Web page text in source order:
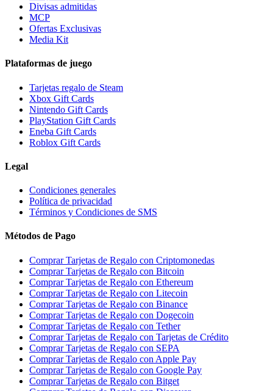
Divisas admitidas
MCP
Ofertas Exclusivas
Media Kit
Plataformas de juego
Tarjetas regalo de Steam
Xbox Gift Cards
Nintendo Gift Cards
PlayStation Gift Cards
Eneba Gift Cards
Roblox Gift Cards
Legal
Condiciones generales
Política de privacidad
Términos y Condiciones de SMS
Métodos de Pago
Comprar Tarjetas de Regalo con Criptomonedas
Comprar Tarjetas de Regalo con Bitcoin
Comprar Tarjetas de Regalo con Ethereum
Comprar Tarjetas de Regalo con Litecoin
Comprar Tarjetas de Regalo con Binance
Comprar Tarjetas de Regalo con Dogecoin
Comprar Tarjetas de Regalo con Tether
Comprar Tarjetas de Regalo con Tarjetas de Crédito
Comprar Tarjetas de Regalo con SEPA
Comprar Tarjetas de Regalo con Apple Pay
Comprar Tarjetas de Regalo con Google Pay
Comprar Tarjetas de Regalo con Bitget